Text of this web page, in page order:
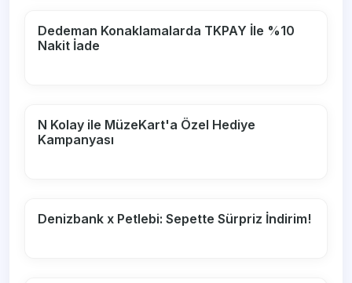
Dedeman Konaklamalarda TKPAY İle %10
Nakit İade
N Kolay ile MüzeKart'a Özel Hediye
Kampanyası
Denizbank x Petlebi: Sepette Sürpriz İndirim!